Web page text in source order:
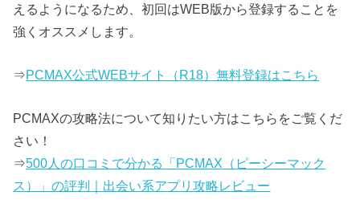
えるようになるため、初回はWEB版から登録することを
強くオススメします。
⇒PCMAX公式WEBサイト（R18）無料登録はこちら
PCMAXの攻略法について知りたい方はこちらをご覧くだ
さい！
⇒500人の口コミで分かる「PCMAX（ピーシーマック
ス）」の評判｜出会い系アプリ攻略レビュー